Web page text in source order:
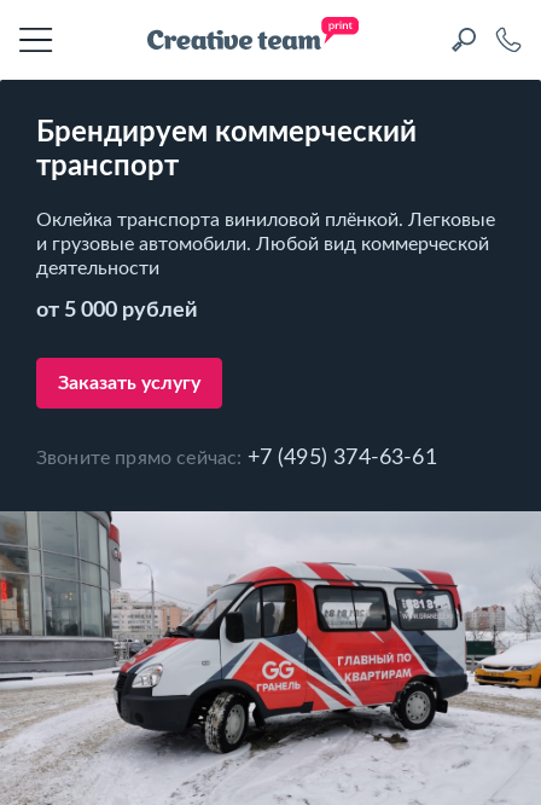
Брендируем коммерческий
транспорт
Оклейка транспорта виниловой плёнкой. Легковые
и грузовые автомобили. Любой вид коммерческой
деятельности
от 5 000 рублей
Заказать услугу
Звоните прямо сейчас: +7 (495) 374-63-61